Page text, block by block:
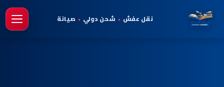
نقل عفش • شحن دولي • صيانة